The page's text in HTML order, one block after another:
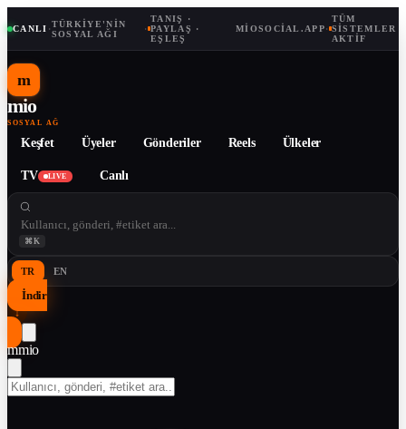
CANLI ·TÜRKIYE'NIN
SOSYAL AĞI
·
TANIŞ ·
PAYLAŞ ·
EŞLEŞ
MIOSOCIAL.APP·
TÜM
SISTEMLER
AKTIF
m
mio
SOSYAL AĞ
Keşfet Üyeler Gönderiler Reels Ülkeler
TV LIVE Canlı
⌘K
TR EN
İndir
↓
mmio